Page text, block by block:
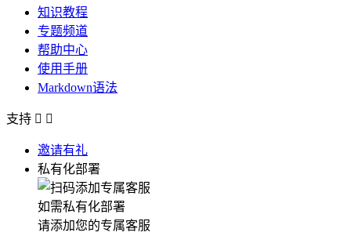
知识教程
专题频道
帮助中心
使用手册
Markdown语法
支持  
邀请有礼
私有化部署
如需私有化部署
请添加您的专属客服